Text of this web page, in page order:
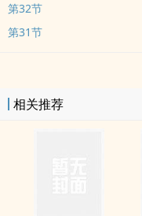
第32节
第31节
相关推荐